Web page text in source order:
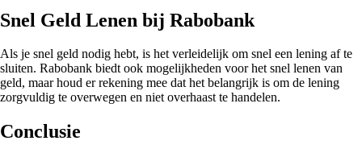
Snel Geld Lenen bij Rabobank
Als je snel geld nodig hebt, is het verleidelijk om snel een lening af te
sluiten. Rabobank biedt ook mogelijkheden voor het snel lenen van
geld, maar houd er rekening mee dat het belangrijk is om de lening
zorgvuldig te overwegen en niet overhaast te handelen.
Conclusie